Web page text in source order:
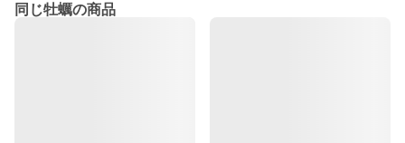
同じ牡蠣の商品